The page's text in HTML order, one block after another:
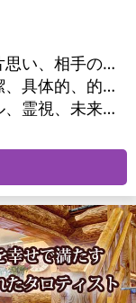
恋愛成就、出会い・片思い、相手の気持ち、相性、結婚、男心・女心、二人の今後、複雑な恋愛、三角関係、浮気、不倫、復活愛、復縁、離婚、同性愛・LGBT、人間関係、職場の人間関係、対人関係、仕事運、適職、天職、転職、進路、就職、人生全般、使命、経営相談、人事、開業、夢、目標、ビジネスチャンス、ビジネスパートナー、パワーハラスメント、セクシャルハラスメント、家族関係、夫婦関係、家庭問題、夫婦問題、親族問題、育児・子育て、シングルマザー、相続関係、美容、心の問題、トラウマ、ストレス、人生相談、霊的問題、ご先祖様、守護霊様、魂の本質、前世、来世、引越し・転居、方位、開運指導、健康運、金運、金銭トラブル、ご近所問題
はっきり言う、簡潔、具体的、的確、情報量が多い、友達のように相談できる、聞き上手、とても話しやすい、愛にあふれ温かい、深く濃厚、勇気をくれる、前向き・元気になれる、実力派
霊感・スピリチュアル、霊視、未来予知、前世・来世、波動修正、タロット、オラクルカード、風水、占星術、カウンセリング